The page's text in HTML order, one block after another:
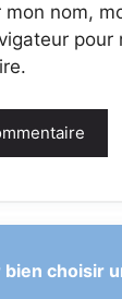
mon nom,
pour
choisir